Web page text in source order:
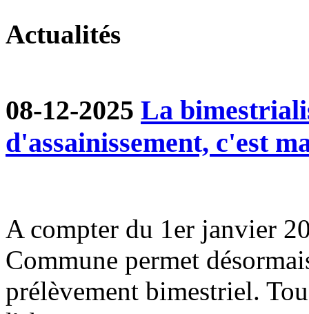
Actualités
08-12-2025 La
d'assainissement, c'est
A compter du 1er janvier
Commune permet
prélèvement bimestriel.